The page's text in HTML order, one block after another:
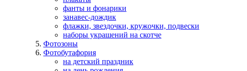
фанты и фонарики
занавес-дождик
флажки, звездочки, кружочки, подвески
наборы украшений на скотче
Фотозоны
Фотобутафория
на детский праздник